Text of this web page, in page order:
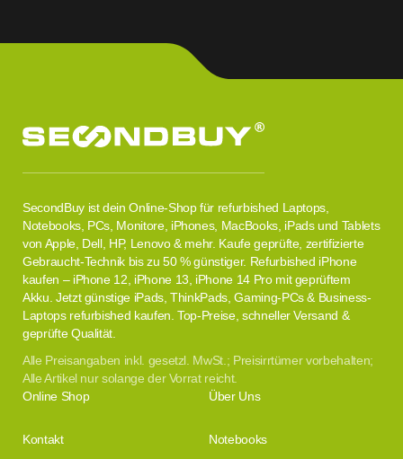
SecondBuy ist dein Online-Shop für refurbished Laptops,
Notebooks, PCs, Monitore, iPhones, MacBooks, iPads und Tablets
von Apple, Dell, HP, Lenovo & mehr. Kaufe geprüfte, zertifizierte
Gebraucht-Technik bis zu 50 % günstiger. Refurbished iPhone
kaufen – iPhone 12, iPhone 13, iPhone 14 Pro mit geprüftem
Akku. Jetzt günstige iPads, ThinkPads, Gaming-PCs & Business-
Laptops refurbished kaufen. Top-Preise, schneller Versand &
geprüfte Qualität.
Alle Preisangaben inkl. gesetzl. MwSt.; Preisirrtümer vorbehalten;
Alle Artikel nur solange der Vorrat reicht.
Online Shop Über Uns
Kontakt Notebooks